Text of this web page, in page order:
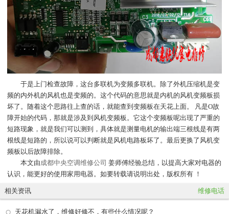
于是上门检查故障，这台多联机为变频多联机。除了外机压缩机是变
频的内外机的风机也是变频的。这个代码的意思就是内机的风机变频板损
坏了。随着这个思路往上查的话，就能查到变频板在天花上面。 凡是O故
障开始的代码，那就是涉及到风机变频板。它这个变频板呢出现了严重的
短路现象，就是我们可以测到，具体就是测量电机的输出端三根线是有两
根线是短路的，所以说可以判断就是风机电路板坏了。最后更换了风机变
频板以后故障排除。
本文由成都中央空调维修公司 姜师傅经验总结，以提高大家对电器的
认识，能更好的使用家用电器。如要转载请说明出处，版权所有 ！
相关资讯 维修电话
天花机漏水了，维修好修不，有些什么情况呢？